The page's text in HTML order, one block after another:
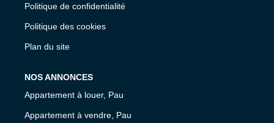
Politique de confidentialité
Politique des cookies
Plan du site
NOS ANNONCES
Appartement à louer, Pau
Appartement à vendre, Pau